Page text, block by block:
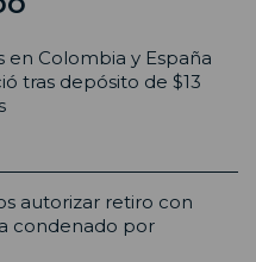
en Colombia y España
tras depósito de $13
autorizar retiro con
condenado por